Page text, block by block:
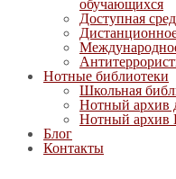
Доступная
Нотные библиотеки
Школьная
Нотный архив
Нотный архив
Блог
Контакты